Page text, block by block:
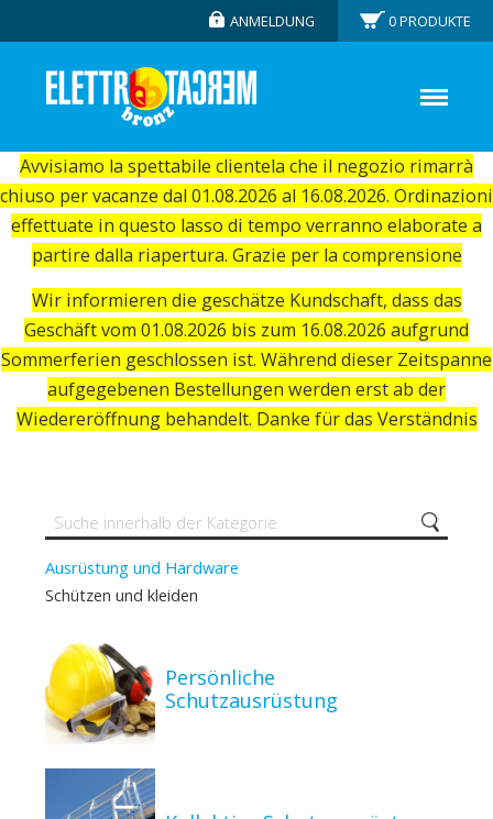
Avvisiamo la spettabile clientela che il negozio rimarrà
chiuso per vacanze dal 01.08.2026 al 16.08.2026. Ordinazioni
effettuate in questo lasso di tempo verranno elaborate a
partire dalla riapertura. Grazie per la comprensione
Wir informieren die geschätze Kundschaft, dass das
Geschäft vom 01.08.2026 bis zum 16.08.2026 aufgrund
Sommerferien geschlossen ist. Während dieser Zeitspanne
aufgegebenen Bestellungen werden erst ab der
Wiedereröffnung behandelt. Danke für das Verständnis
ANMELDUNG 0PRODUKTE
Ausrüstung und Hardware
Schützen und kleiden
Persönliche
Schutzausrüstung